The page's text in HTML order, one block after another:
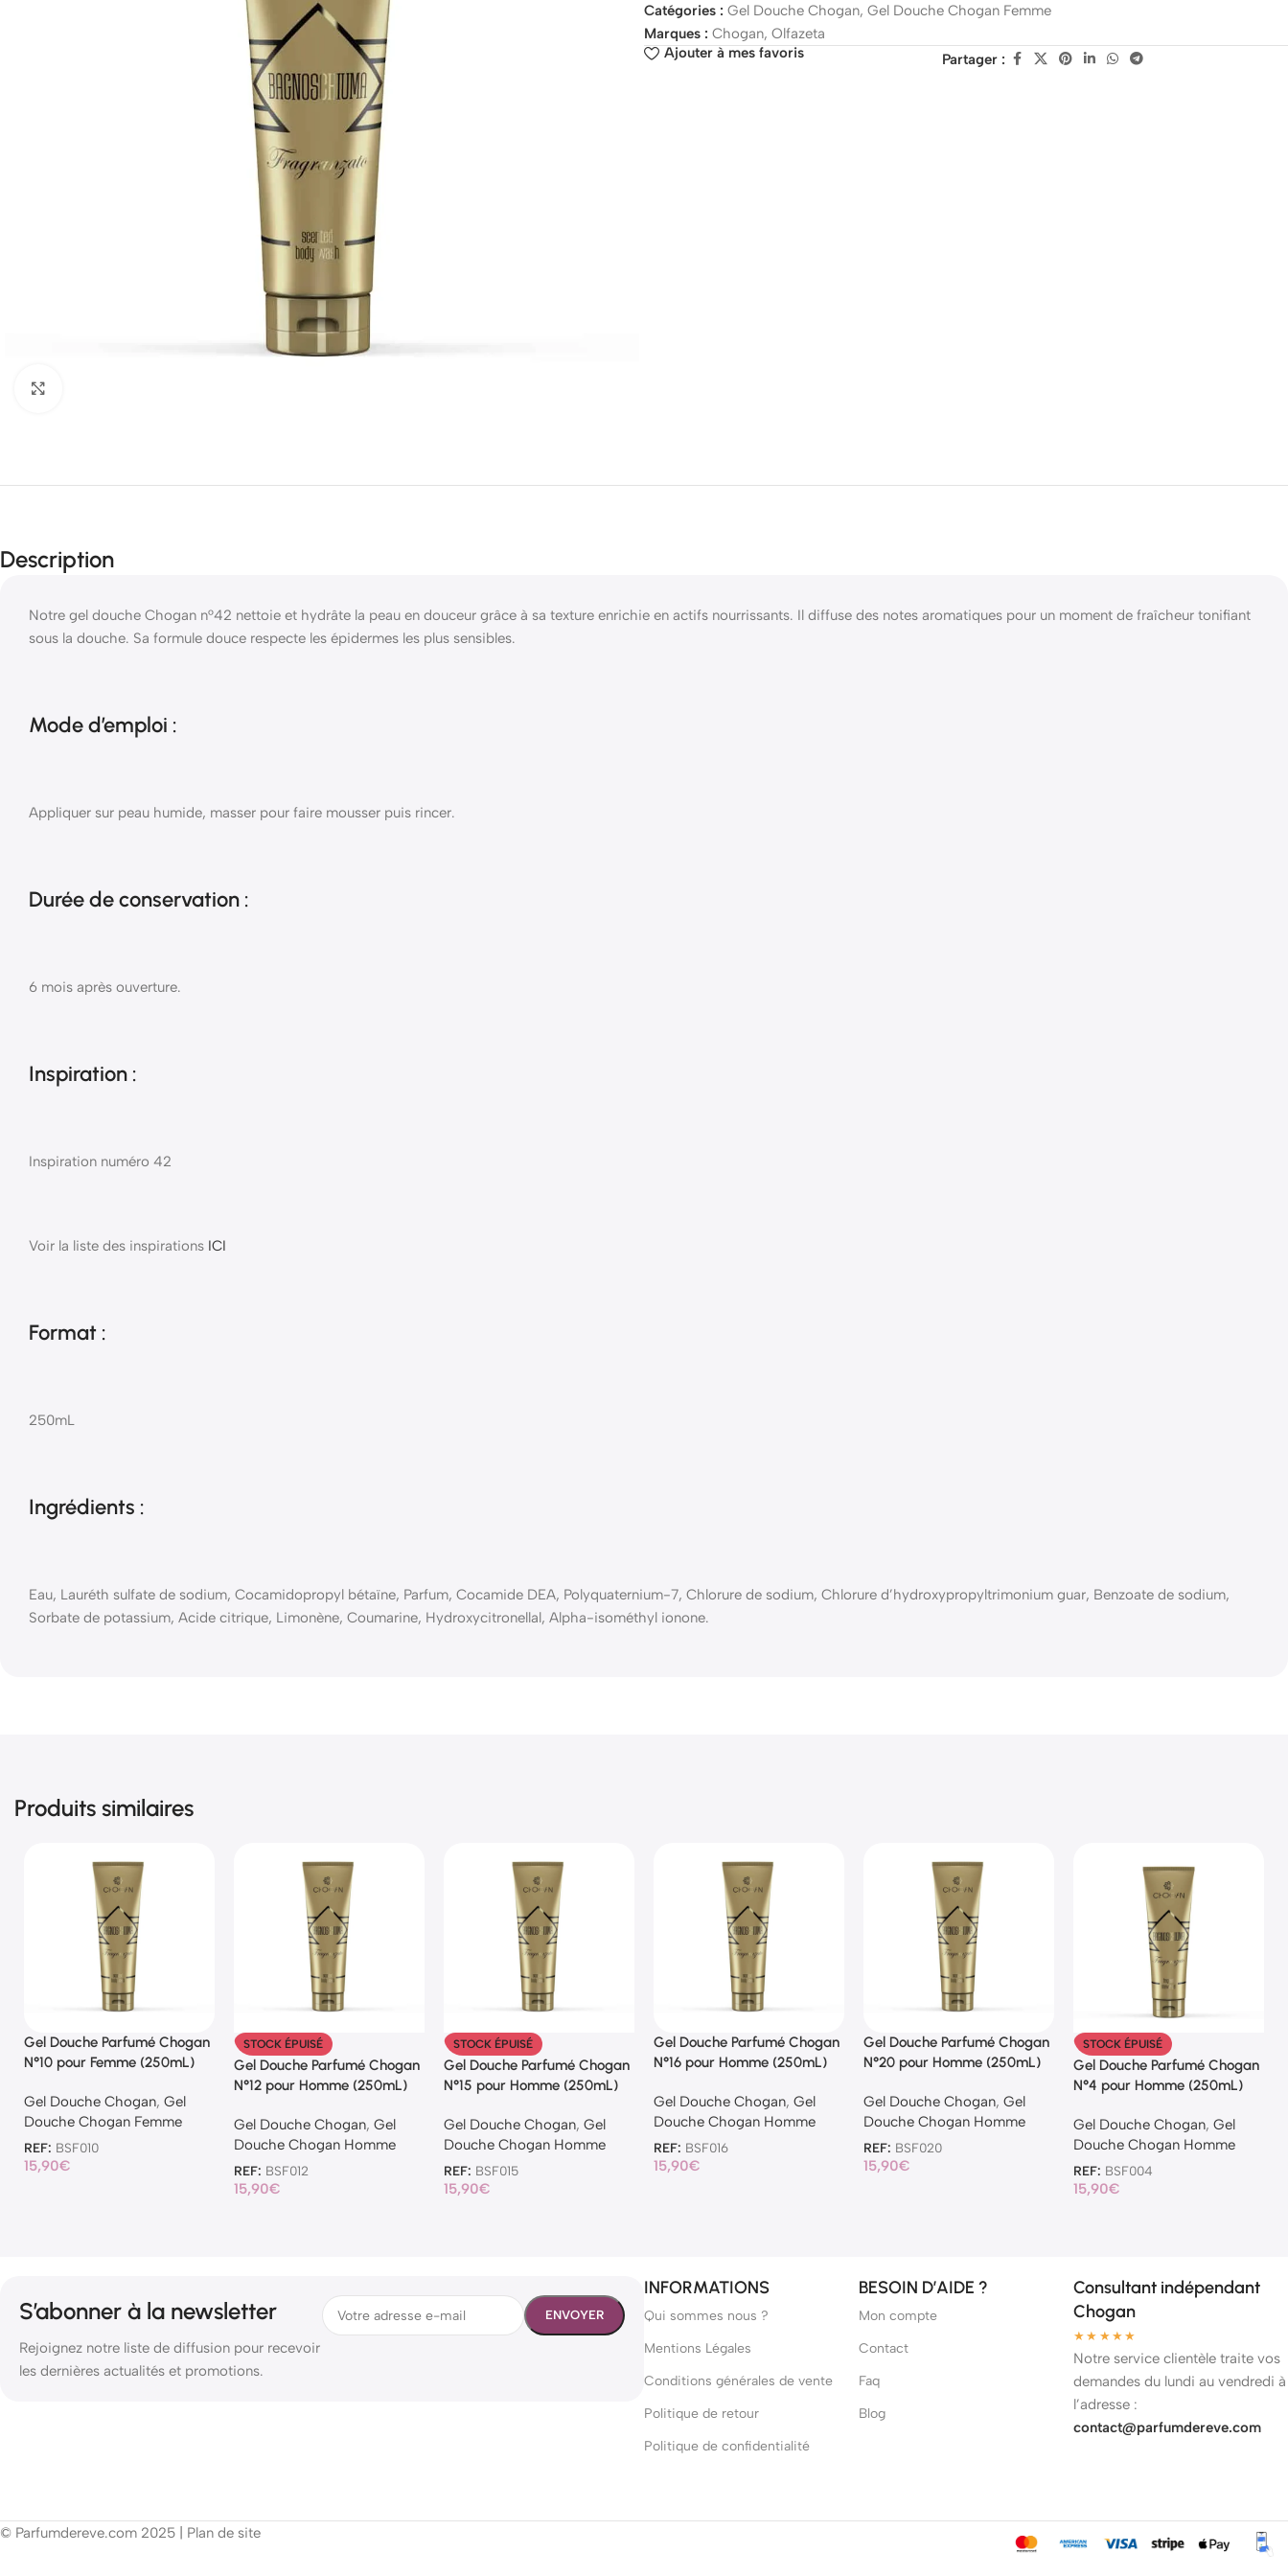
Catégories : Gel Douche Chogan, Gel Douche Chogan Femme
Marques : Chogan, Olfazeta
Ajouter à mes favoris
Partager :
Description
Notre gel douche Chogan n°42 nettoie et hydrâte la peau en douceur grâce à sa texture enrichie en actifs nourrissants. Il diffuse des notes aromatiques pour un moment de fraîcheur tonifiant
sous la douche. Sa formule douce respecte les épidermes les plus sensibles.
Mode d’emploi :
Appliquer sur peau humide, masser pour faire mousser puis rincer.
Durée de conservation :
6 mois après ouverture.
Inspiration :
Inspiration numéro 42
Voir la liste des inspirations ICI
Format :
250mL
Ingrédients :
Eau, Lauréth sulfate de sodium, Cocamidopropyl bétaïne, Parfum, Cocamide DEA, Polyquaternium-7, Chlorure de sodium, Chlorure d’hydroxypropyltrimonium guar, Benzoate de sodium,
Sorbate de potassium, Acide citrique, Limonène, Coumarine, Hydroxycitronellal, Alpha-isométhyl ionone.
Produits similaires
Gel Douche Parfumé Chogan
N°10 pour Femme (250mL)
Gel Douche Chogan, Gel
Douche Chogan Femme
REF: BSF010
15,90€
STOCK ÉPUISÉ
Gel Douche Parfumé Chogan
N°12 pour Homme (250mL)
Gel Douche Chogan, Gel
Douche Chogan Homme
REF: BSF012
15,90€
STOCK ÉPUISÉ
Gel Douche Parfumé Chogan
N°15 pour Homme (250mL)
Gel Douche Chogan, Gel
Douche Chogan Homme
REF: BSF015
15,90€
Gel Douche Parfumé Chogan
N°16 pour Homme (250mL)
Gel Douche Chogan, Gel
Douche Chogan Homme
REF: BSF016
15,90€
Gel Douche Parfumé Chogan
N°20 pour Homme (250mL)
Gel Douche Chogan, Gel
Douche Chogan Homme
REF: BSF020
15,90€
STOCK ÉPUISÉ
Gel Douche Parfumé Chogan
N°4 pour Homme (250mL)
Gel Douche Chogan, Gel
Douche Chogan Homme
REF: BSF004
15,90€
S’abonner à la newsletter
Rejoignez notre liste de diffusion pour recevoir
les dernières actualités et promotions.
INFORMATIONS
Qui sommes nous ?
Mentions Légales
Conditions générales de vente
Politique de retour
Politique de confidentialité
BESOIN D’AIDE ?
Mon compte
Contact
Faq
Blog
Consultant indépendant
Chogan
★★★★★
Notre service clientèle traite vos
demandes du lundi au vendredi à
l’adresse :
contact@parfumdereve.com
© Parfumdereve.com 2025 | Plan de site